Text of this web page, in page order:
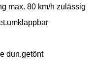
max. 80 km/h zulässig
dun.getönt